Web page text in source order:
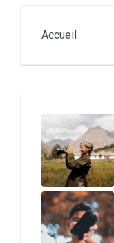
Accueil